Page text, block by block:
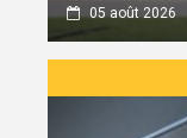
05 août 2026